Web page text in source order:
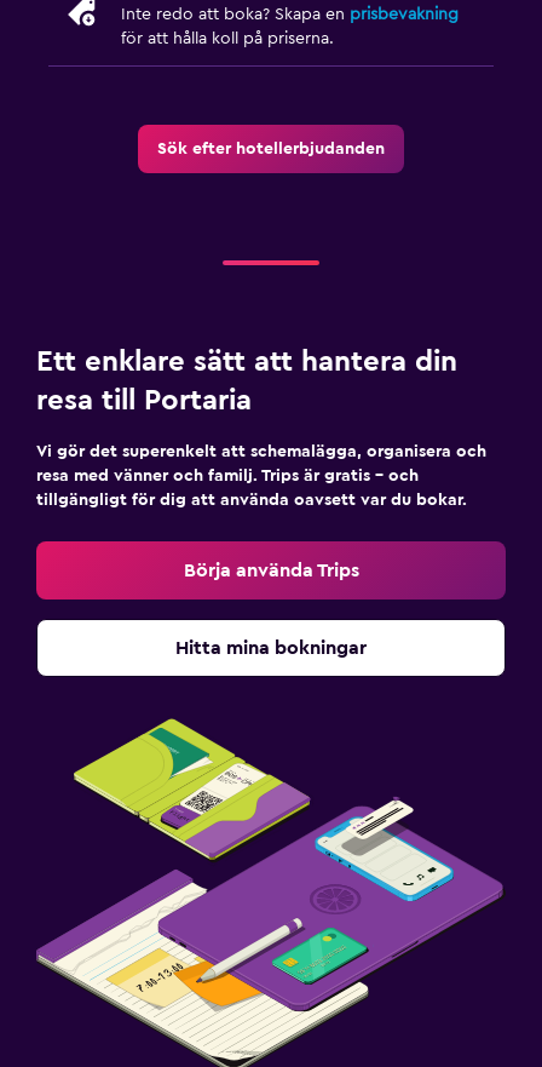
Inte redo att boka? Skapa en prisbevakning
för att hålla koll på priserna.
Sök efter hotellerbjudanden
Ett enklare sätt att hantera din
resa till Portaria
Vi gör det superenkelt att schemalägga, organisera och
resa med vänner och familj. Trips är gratis – och
tillgängligt för dig att använda oavsett var du bokar.
Börja använda Trips
Hitta mina bokningar